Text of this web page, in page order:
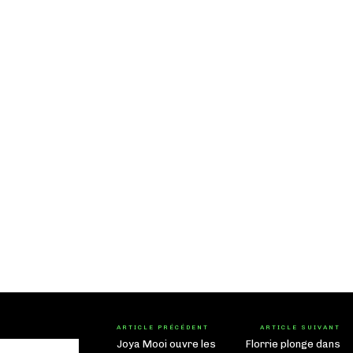
ARTICLE PRÉCÉDENT
Joya Mooi ouvre les
ARTICLE SUIVANT
Florrie plonge dans